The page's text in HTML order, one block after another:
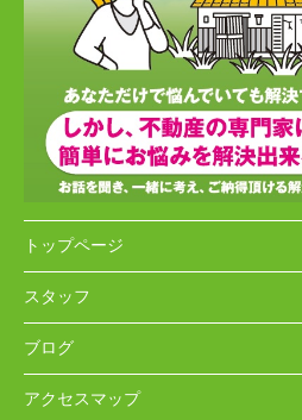
トップページ
スタッフ
ブログ
アクセスマップ